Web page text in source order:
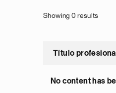
Showing 0 results
Título profesional
No content has